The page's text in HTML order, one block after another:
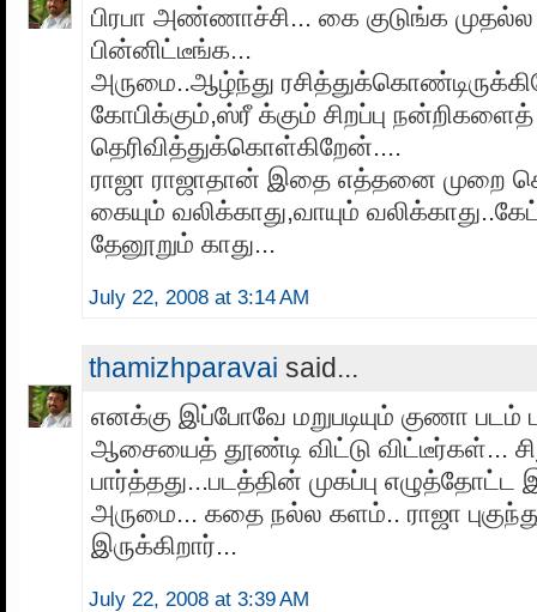
பிரபா அண்ணாச்சி... கை குடுங்க
பின்னிட்டீங்க...
அருமை..ஆழ்ந்து
கோபிக்கும்,ஸ்ரீ க்கும் சிறப்பு நன்றிகளைத்
தெரிவித்துக்கொள்கிறேன்....
ராஜா ராஜாதான் இதை எத்தனை முறை
கையும் வலிக்காது,வாயும்
தேனூறும் காது...
July 22, 2008 at 3:14 AM
thamizhparavai said...
எனக்கு இப்போவே மறுபடியும் குணா படம்
ஆசையைத் தூண்டி விட்டு விட்டீர்கள்...
பார்த்தது...படத்தின் முகப்பு எழுத்தோட்ட
அருமை... க‌தை ந‌ல்ல‌ க‌ளம்.. ராஜா
இருக்கிறார்...
July 22, 2008 at 3:39 AM